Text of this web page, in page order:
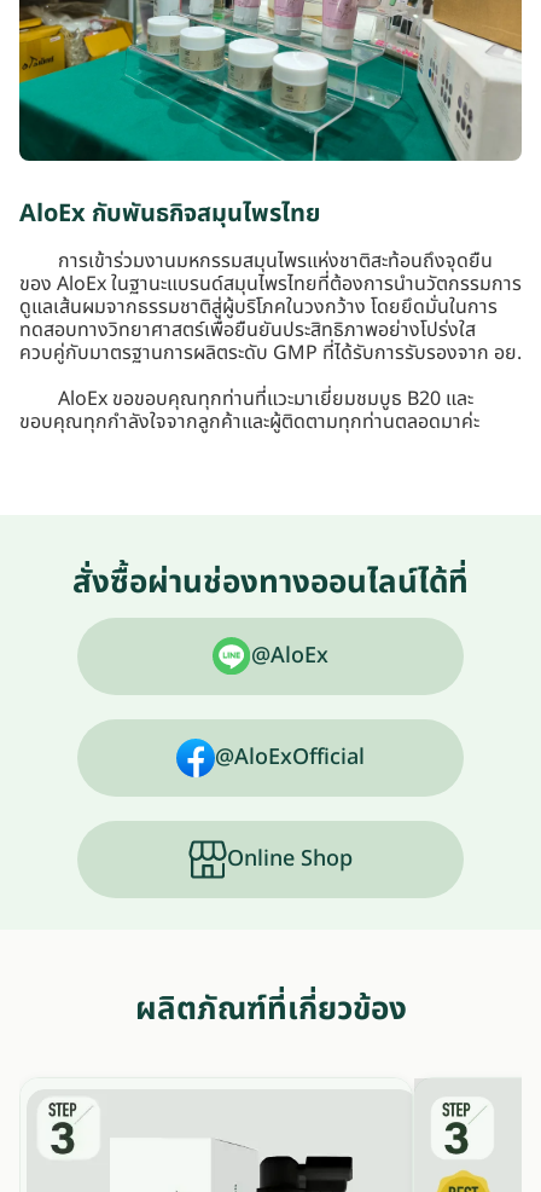
AloEx กับพันธกิจสมุนไพรไทย
การเข้าร่วมงานมหกรรมสมุนไพรแห่งชาติสะท้อนถึงจุดยืน
ของ AloEx ในฐานะแบรนด์สมุนไพรไทยที่ต้องการนำนวัตกรรมการ
ดูแลเส้นผมจากธรรมชาติสู่ผู้บริโภคในวงกว้าง โดยยึดมั่นในการ
ทดสอบทางวิทยาศาสตร์เพื่อยืนยันประสิทธิภาพอย่างโปร่งใส
ควบคู่กับมาตรฐานการผลิตระดับ GMP ที่ได้รับการรับรองจาก อย.
AloEx ขอขอบคุณทุกท่านที่แวะมาเยี่ยมชมบูธ B20 และ
ขอบคุณทุกกำลังใจจากลูกค้าและผู้ติดตามทุกท่านตลอดมาค่ะ
สั่งซื้อผ่านช่องทางออนไลน์ได้ที่
@AloEx
@AloExOfficial
Online Shop
ผลิตภัณฑ์ที่เกี่ยวข้อง